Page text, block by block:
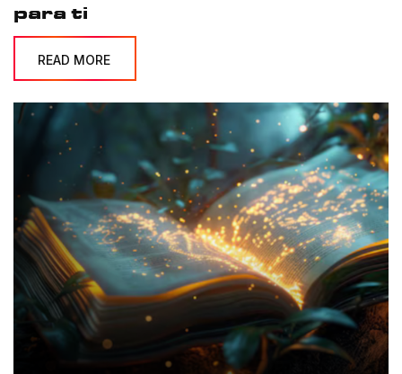
para ti
READ MORE